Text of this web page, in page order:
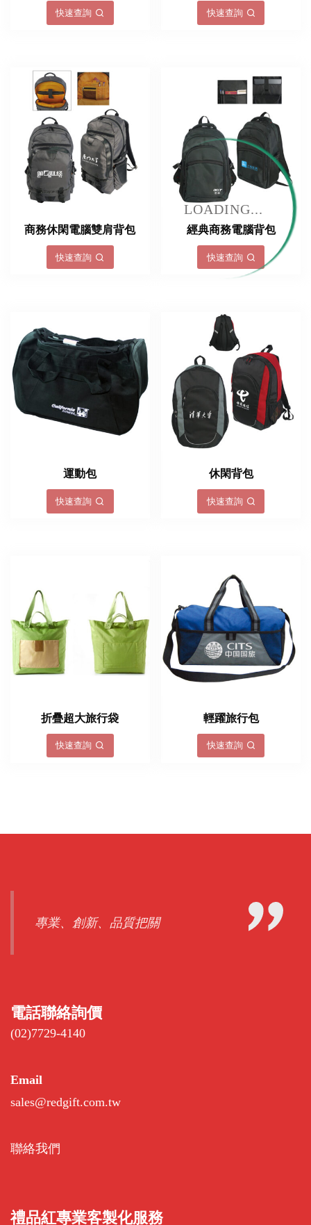
LOADING...
快速查詢 快速查詢
商務休閑電腦雙肩背包
快速查詢
經典商務電腦背包
快速查詢
運動包
快速查詢
休閑背包
快速查詢
折疊超大旅行袋
快速查詢
輕躍旅行包
快速查詢
專業、創新、品質把關
電話聯絡詢價
(02)7729-4140
Email
sales@redgift.com.tw
聯絡我們
禮品紅專業客製化服務